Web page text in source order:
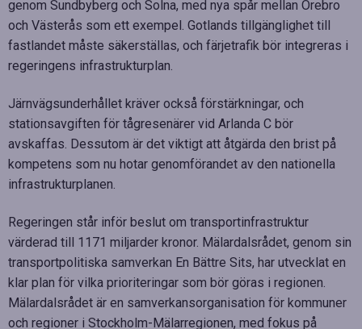
genom Sundbyberg och Solna, med nya spår mellan Örebro
och Västerås som ett exempel. Gotlands tillgänglighet till
fastlandet måste säkerställas, och färjetrafik bör integreras i
regeringens infrastrukturplan.
Järnvägsunderhållet kräver också förstärkningar, och
stationsavgiften för tågresenärer vid Arlanda C bör
avskaffas. Dessutom är det viktigt att åtgärda den brist på
kompetens som nu hotar genomförandet av den nationella
infrastrukturplanen.
Regeringen står inför beslut om transportinfrastruktur
värderad till 1171 miljarder kronor. Mälardalsrådet, genom sin
transportpolitiska samverkan En Bättre Sits, har utvecklat en
klar plan för vilka prioriteringar som bör göras i regionen.
Mälardalsrådet är en samverkansorganisation för kommuner
och regioner i Stockholm-Mälarregionen, med fokus på